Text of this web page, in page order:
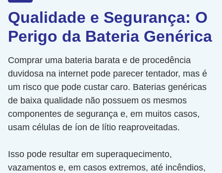
Qualidade e Segurança: O
Perigo da Bateria Genérica
Comprar uma bateria barata e de procedência
duvidosa na internet pode parecer tentador, mas é
um risco que pode custar caro. Baterias genéricas
de baixa qualidade não possuem os mesmos
componentes de segurança e, em muitos casos,
usam células de íon de lítio reaproveitadas.
Isso pode resultar em superaquecimento,
vazamentos e, em casos extremos, até incêndios,